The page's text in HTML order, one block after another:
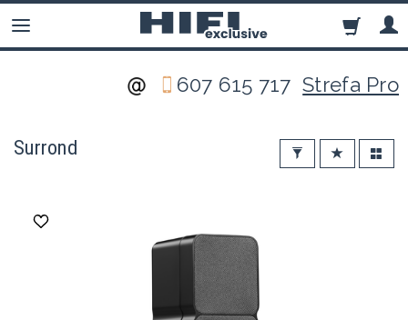
607 615 717Strefa Pro
Surrond